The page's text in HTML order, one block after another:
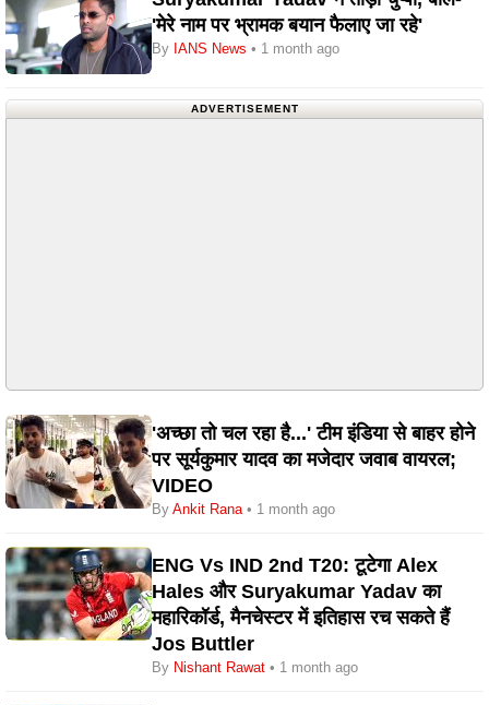
'मेरे नाम पर भ्रामक बयान फैलाए जा रहे'
By IANS News • 1 month ago
ADVERTISEMENT
'अच्छा तो चल रहा है...' टीम इंडिया से बाहर होने
पर सूर्यकुमार यादव का मजेदार जवाब वायरल;
VIDEO
By Ankit Rana• 1 month ago
ENG Vs IND 2nd T20: टूटेगा Alex
Hales और Suryakumar Yadav का
महारिकॉर्ड, मैनचेस्टर में इतिहास रच सकते हैं
Jos Buttler
By Nishant Rawat • 1 month ago